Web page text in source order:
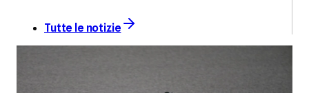
Tutte le notizie